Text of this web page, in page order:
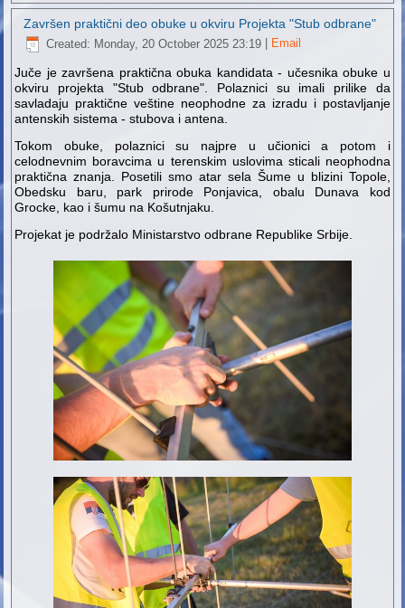
Završen praktični deo obuke u okviru Projekta "Stub odbrane"
Created: Monday, 20 October 2025 23:19 Email
Juče je završena praktična obuka kandidata - učesnika obuke u
okviru projekta "Stub odbrane". Polaznici su imali prilike da
savladaju praktične veštine neophodne za izradu i postavljanje
antenskih sistema - stubova i antena.
Tokom obuke, polaznici su najpre u učionici a potom i
celodnevnim boravcima u terenskim uslovima sticali neophodna
praktična znanja. Posetili smo atar sela Šume u blizini Topole,
Obedsku baru, park prirode Ponjavica, obalu Dunava kod
Grocke, kao i šumu na Košutnjaku.
Projekat je podržalo Ministarstvo odbrane Republike Srbije.